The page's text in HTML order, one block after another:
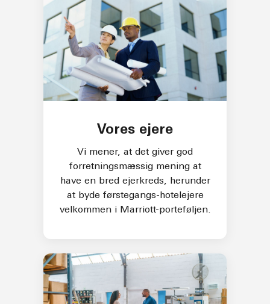
Vores ejere
Vi mener, at det giver god
forretningsmæssig mening at
have en bred ejerkreds, herunder
at byde førstegangs-hotelejere
velkommen i Marriott-porteføljen.